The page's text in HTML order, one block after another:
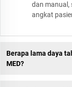
dan manual,
angkat
Berapa lama daya
MED?